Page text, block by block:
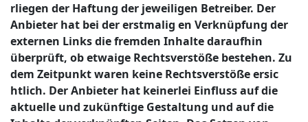
rliegen der Haftung der jeweiligen Betreiber. Der
Anbieter hat bei der erstmalig en Verknüpfung der
externen Links die fremden Inhalte daraufhin
überprüft, ob etwaige Rechtsverstöße bestehen. Zu
dem Zeitpunkt waren keine Rechtsverstöße ersic
htlich. Der Anbieter hat keinerlei Einfluss auf die
aktuelle und zukünftige Gestaltung und auf die